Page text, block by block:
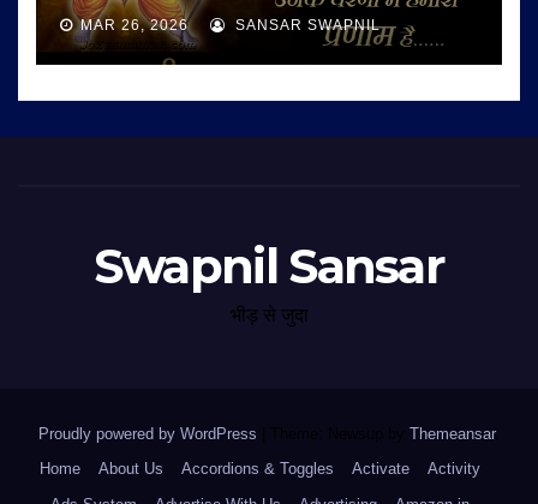
MAR 26, 2026 SANSAR SWAPNIL
Swapnil Sansar
भीड़ से जुदा
Proudly powered by WordPress Theme: Newsup by Themeansar.
Home
About Us Accordions & Toggles Activate
Activity